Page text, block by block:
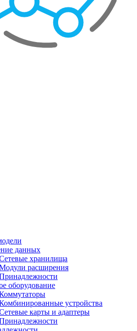
данных
хранилища
расширения
оборудование
устройства
карты и адаптеры